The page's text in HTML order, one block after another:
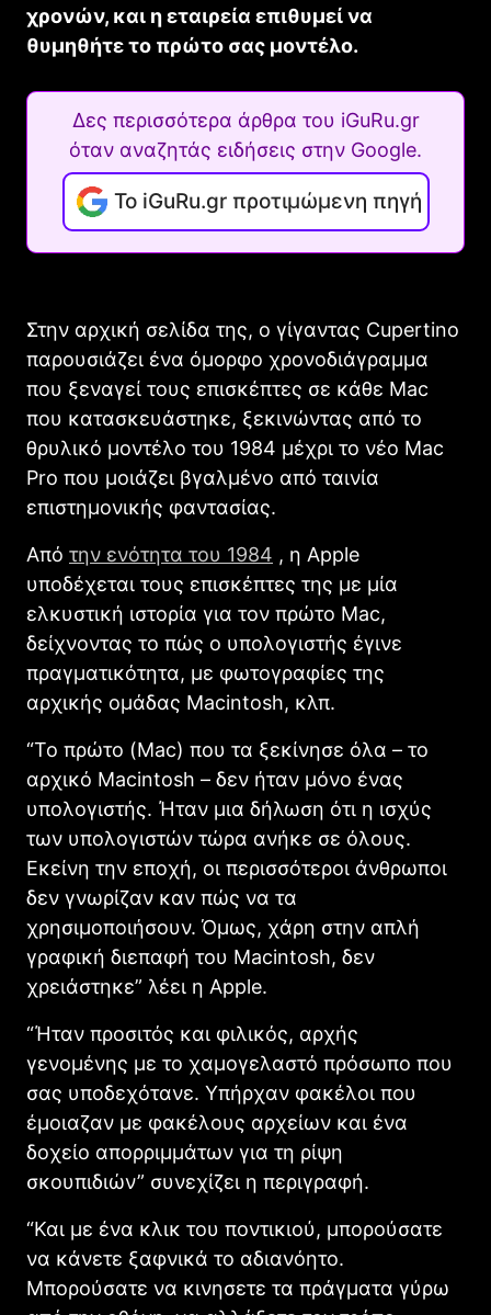
χρονών, και η εταιρεία επιθυμεί να
θυμηθήτε το πρώτο σας μοντέλο.
Δες περισσότερα άρθρα του iGuRu.gr
όταν αναζητάς ειδήσεις στην Google.
Το iGuRu.gr προτιμώμενη πηγή
Στην αρχική σελίδα της, ο γίγαντας Cupertino
παρουσιάζει ένα όμορφο χρονοδιάγραμμα
που ξεναγεί τους επισκέπτες σε κάθε Mac
που κατασκευάστηκε, ξεκινώντας από το
θρυλικό μοντέλο του 1984 μέχρι το νέο Mac
Pro που μοιάζει βγαλμένο από ταινία
επιστημονικής φαντασίας.
Από την ενότητα του 1984 , η Apple
υποδέχεται τους επισκέπτες της με μία
ελκυστική ιστορία για τον πρώτο Mac,
δείχνοντας το πώς ο υπολογιστής έγινε
πραγματικότητα, με φωτογραφίες της
αρχικής ομάδας Macintosh, κλπ.
“Το πρώτο (Mac) που τα ξεκίνησε όλα – το
αρχικό Macintosh – δεν ήταν μόνο ένας
υπολογιστής. Ήταν μια δήλωση ότι η ισχύς
των υπολογιστών τώρα ανήκε σε όλους.
Εκείνη την εποχή, οι περισσότεροι άνθρωποι
δεν γνωρίζαν καν πώς να τα
χρησιμοποιήσουν. Όμως, χάρη στην απλή
γραφική διεπαφή του Macintosh, δεν
χρειάστηκε” λέει η Apple.
“Ήταν προσιτός και φιλικός, αρχής
γενομένης με το χαμογελαστό πρόσωπο που
σας υποδεχότανε. Υπήρχαν φακέλοι που
έμοιαζαν με φακέλους αρχείων και ένα
δοχείο απορριμμάτων για τη ρίψη
σκουπιδιών” συνεχίζει η περιγραφή.
“Και με ένα κλικ του ποντικιού, μπορούσατε
να κάνετε ξαφνικά το αδιανόητο.
Μπορούσατε να κινησετε τα πράγματα γύρω